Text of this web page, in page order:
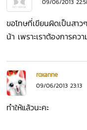
09/06/2013
ขอโทษที่เขียนผิดเป็นสาว
น้า เพราะเราต้องการค
roxanne
09/06/2013 23:13
ทำให้แล้วนะคะ